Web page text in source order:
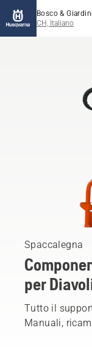
Bosco &
CH, Italiano
Spaccalegna
per
Tutto il
Manuali,